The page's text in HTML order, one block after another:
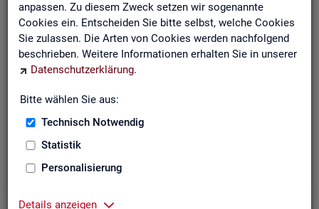
anpassen. Zu diesem Zweck setzen wir sogenannte
Cookies ein. Entscheiden Sie bitte selbst, welche Cookies
Sie zulassen. Die Arten von Cookies werden nachfolgend
beschrieben. Weitere Informationen erhalten Sie in unserer
Datenschutzerklärung.
Bitte wählen Sie aus:
Technisch Notwendig
Statistik
Personalisierung
Details anzeigen
Der Bericht gibt einen Überblick über die aktuelle
Entwicklung am Arbeits- und Ausbildungsmarkt in